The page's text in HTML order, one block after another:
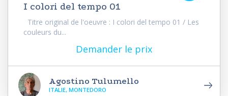
I colori del tempo 01
Titre original de l'oeuvre : I colori del tempo 01 / Les
couleurs du...
Demander le prix
Agostino Tulumello
ITALIE, MONTEDORO